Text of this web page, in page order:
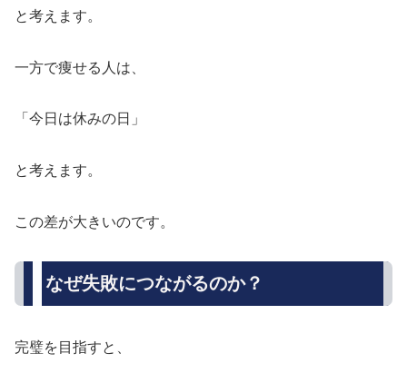
と考えます。
一方で痩せる人は、
「今日は休みの日」
と考えます。
この差が大きいのです。
なぜ失敗につながるのか？
完璧を目指すと、